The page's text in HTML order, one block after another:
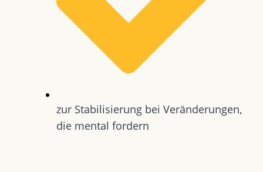
zur Stabilisierung bei Veränderungen,
die mental fordern